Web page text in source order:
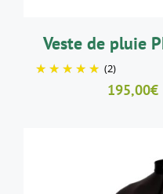
Veste de pluie
(2)
195,00€